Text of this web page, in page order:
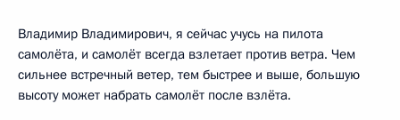
Владимир Владимирович, я сейчас учусь на пилота
самолёта, и самолёт всегда взлетает против ветра. Чем
сильнее встречный ветер, тем быстрее и выше, большую
высоту может набрать самолёт после взлёта.